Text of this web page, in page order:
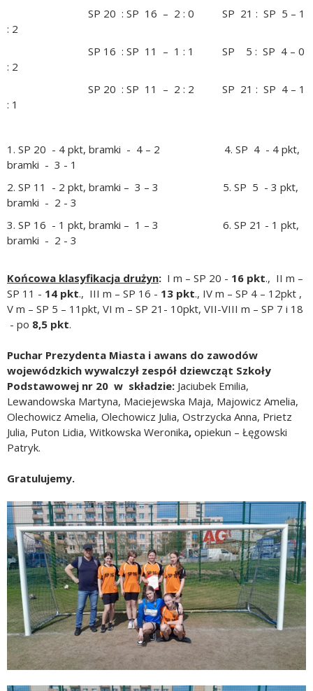
SP 20 : SP 16 – 2 : 0 SP 21 : SP 5 – 1
: 2
SP 16 : SP 11 – 1 : 1 SP 5 : SP 4 – 0
: 2
SP 20 : SP 11 – 2 : 2 SP 21 : SP 4 – 1
: 1
1. SP 20 - 4 pkt, bramki - 4 – 2 4. SP 4 - 4 pkt,
bramki - 3 - 1
2. SP 11 - 2 pkt, bramki – 3 – 3 5. SP 5 - 3 pkt,
bramki - 2 - 3
3. SP 16 - 1 pkt, bramki – 1 – 3 6. SP 21 - 1 pkt,
bramki - 2 - 3
Końcowa klasyfikacja drużyn: I m – SP 20 - 16 pkt., II m –
SP 11 - 14 pkt., III m – SP 16 - 13 pkt., IV m – SP 4 – 12pkt ,
V m – SP 5 – 11pkt, VI m – SP 21- 10pkt, VII-VIII m – SP 7 i 18
- po 8,5 pkt.
Puchar Prezydenta Miasta i awans do zawodów
wojewódzkich wywalczył zespół dziewcząt Szkoły
Podstawowej nr 20 w składzie: Jaciubek Emilia,
Lewandowska Martyna, Maciejewska Maja, Majowicz Amelia,
Olechowicz Amelia, Olechowicz Julia, Ostrzycka Anna, Prietz
Julia, Puton Lidia, Witkowska Weronika, opiekun – Łęgowski
Patryk.
Gratulujemy.